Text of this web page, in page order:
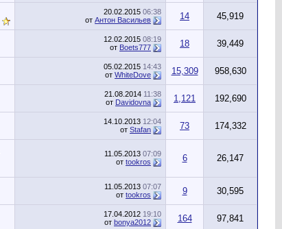
20.02.2015 06:38
от Антон Васильев 14 45,919
12.02.2015 08:19
от Boets777 18 39,449
05.02.2015 14:43
от WhiteDove 15,309 958,630
21.08.2014 11:38
от Davidovna 1,121 192,690
14.10.2013 12:04
от Stafan 73 174,332
11.05.2013 07:09
от tookros 6 26,147
11.05.2013 07:07
от tookros 9 30,595
17.04.2012 19:10
от bonya2012 164 97,841